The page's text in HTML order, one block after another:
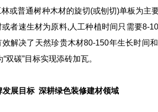
或普通树种木材的旋切(或刨切)单板为主
者速生材为原料,人工种植时间只需要8-
解决了天然珍贵木材80-150年生长时间
双碳”目标实现添砖加瓦。
发展目标 深耕绿色装修建材领域